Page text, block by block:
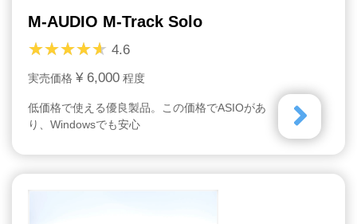
M-AUDIO M-Track Solo
4.6
実売価格 ¥ 6,000 程度
低価格で使える優良製品。この価格でASIOがあ
り、Windowsでも安心